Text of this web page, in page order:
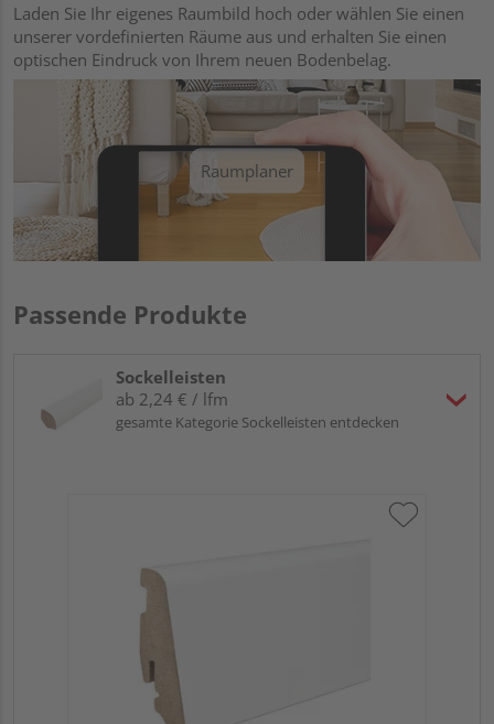
Laden Sie Ihr eigenes Raumbild hoch oder wählen Sie einen
unserer vordefinierten Räume aus und erhalten Sie einen
optischen Eindruck von Ihrem neuen Bodenbelag.
Raumplaner
Passende Produkte
Sockelleisten
ab 2,24 € / lfm
gesamte Kategorie Sockelleisten entdecken